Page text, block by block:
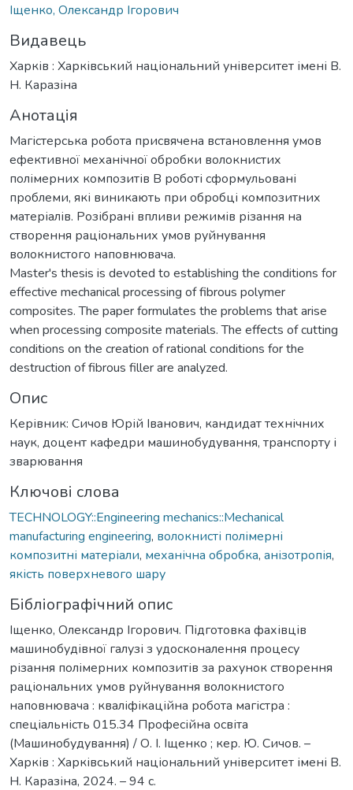
Іщенко, Олександр Ігорович
Видавець
Харків : Харківський національний університет імені В.
Н. Каразіна
Анотація
Магістерська робота присвячена встановлення умов
ефективної механічної обробки волокнистих
полімерних композитів В роботі сформульовані
проблеми, які виникають при обробці композитних
матеріалів. Розібрані впливи режимів різання на
створення раціональних умов руйнування
волокнистого наповнювача.
Master's thesis is devoted to establishing the conditions for
effective mechanical processing of fibrous polymer
composites. The paper formulates the problems that arise
when processing composite materials. The effects of cutting
conditions on the creation of rational conditions for the
destruction of fibrous filler are analyzed.
Опис
Керівник: Сичов Юрій Іванович, кандидат технічних
наук, доцент кафедри машинобудування, транспорту і
зварювання
Ключові слова
TECHNOLOGY::Engineering mechanics::Mechanical
manufacturing engineering, волокнисті полімерні
композитні матеріали, механічна обробка, анізотропія,
якість поверхневого шару
Бібліографічний опис
Іщенко, Олександр Ігорович. Підготовка фахівців
машинобудівної галузі з удосконалення процесу
різання полімерних композитів за рахунок створення
раціональних умов руйнування волокнистого
наповнювача : кваліфікаційна робота магістра :
спеціальність 015.34 Професійна освіта
(Машинобудування) / О. І. Іщенко ; кер. Ю. Сичов. –
Харків : Харківський національний університет імені В.
Н. Каразіна, 2024. – 94 с.